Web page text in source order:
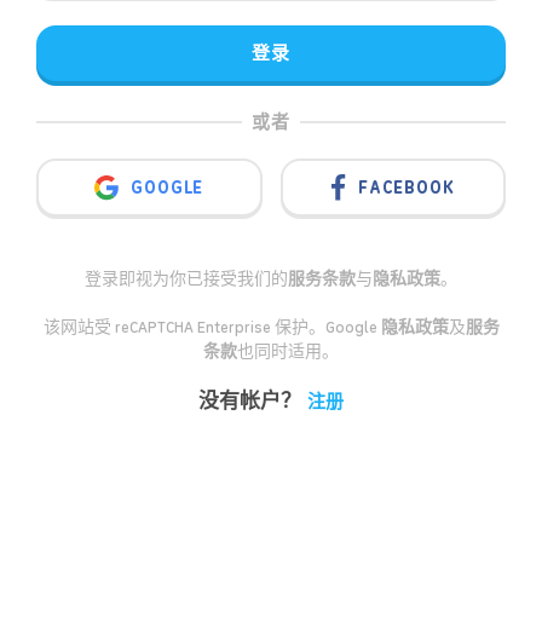
登录
或者
GOOGLE FACEBOOK
登录即视为你已接受我们的服务条款与隐私政策。
该网站受 reCAPTCHA Enterprise 保护。Google 隐私政策及服务
条款也同时适用。
没有帐户？ 注册